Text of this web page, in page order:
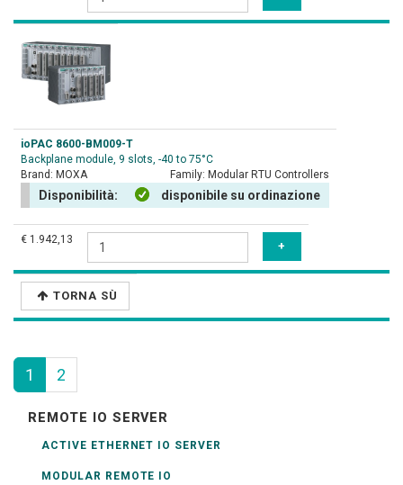
ioPAC 8600-BM009-T
Backplane module, 9 slots, -40 to 75°C
Brand: MOXA Family: Modular RTU Controllers
Disponibilità: disponibile su ordinazione
€ 1.942,13
TORNA SÙ
1 2
REMOTE IO SERVER
ACTIVE ETHERNET IO SERVER
MODULAR REMOTE IO